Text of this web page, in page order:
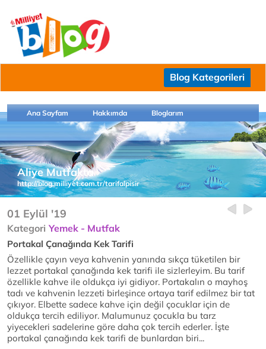
Blog Kategorileri
Ana Sayfam Hakkımda Bloglarım
Aliye Mutfakta
http://blog.milliyet.com.tr/tarifalpisir
01 Eylül '19
Kategori Yemek - Mutfak
Portakal Çanağında Kek Tarifi
Özellikle çayın veya kahvenin yanında sıkça tüketilen bir
lezzet portakal çanağında kek tarifi ile sizlerleyim. Bu tarif
özellikle kahve ile oldukça iyi gidiyor. Portakalın o mayhoş
tadı ve kahvenin lezzeti birleşince ortaya tarif edilmez bir tat
çıkıyor. Elbette sadece kahve için değil çocuklar için de
oldukça tercih ediliyor. Malumunuz çocukla bu tarz
yiyecekleri sadelerine göre daha çok tercih ederler. İşte
portakal çanağında kek tarifi de bunlardan biri...